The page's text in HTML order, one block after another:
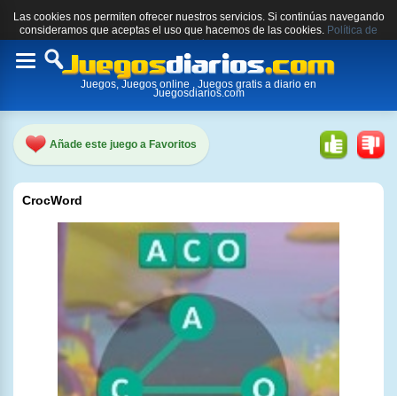
Las cookies nos permiten ofrecer nuestros servicios. Si continúas navegando
consideramos que aceptas el uso que hacemos de las cookies. Política de
cookies.
Toggle
Juegos, Juegos online , Juegos gratis a diario en
Juegosdiarios.com
Añade este juego a Favoritos
CrocWord